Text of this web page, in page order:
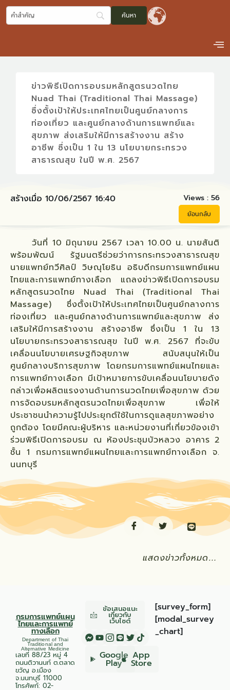
ข่าวพิธีเปิดการอบรมหลักสูตรนวดไทย
Nuad Thai (Traditional Thai Massage)
ซึ่งตั้งเป้าให้ประเทศไทยเป็นศูนย์กลางการ
ท่องเที่ยว และศูนย์กลางด้านการแพทย์และ
สุขภาพ ส่งเสริมให้มีการสร้างงาน สร้าง
อาชีพ ซึ่งเป็น 1 ใน 13 นโยบายกระทรวง
สาธารณสุข ในปี พ.ศ. 2567
สร้างเมื่อ 10/06/2567 16:40 Views : 56
ย้อนกลับ
วันที่ 10 มิถุนายน 2567 เวลา 10.00 น. นายสันติ
พร้อมพัฒน์ รัฐมนตรีช่วยว่าการกระทรวงสาธารณสุข
นายแพทย์ทวีศิลป์ วิษณุโยธิน อธิบดีกรมการแพทย์แผน
ไทยและการแพทย์ทางเลือก แถลงข่าวพิธีเปิดการอบรม
หลักสูตรนวดไทย Nuad Thai (Traditional Thai
Massage) ซึ่งตั้งเป้าให้ประเทศไทยเป็นศูนย์กลางการ
ท่องเที่ยว และศูนย์กลางด้านการแพทย์และสุขภาพ ส่ง
เสริมให้มีการสร้างงาน สร้างอาชีพ ซึ่งเป็น 1 ใน 13
นโยบายกระทรวงสาธารณสุข ในปี พ.ศ. 2567 ที่จะขับ
เคลื่อนนโยบายเศรษฐกิจสุขภาพ สนับสนุนให้เป็น
ศูนย์กลางบริการสุขภาพ โดยกรมการแพทย์แผนไทยและ
การแพทย์ทางเลือก มีเป้าหมายการขับเคลื่อนนโยบายดัง
กล่าวเพื่อผลิตแรงงานด้านการนวดไทยเพื่อสุขภาพ ด้วย
การจัดอบรมหลักสูตรนวดไทยเพื่อสุขภาพ เพื่อให้
ประชาชนนำความรู้ไปประยุกต์ใช้ในการดูแลสุขภาพอย่าง
ถูกต้อง โดยมีคณะผู้บริหาร และหน่วยงานที่เกี่ยวข้องเข้า
ร่วมพิธีเปิดการอบรม ณ ห้องประชุมบัวหลวง อาคาร 2
ชั้น 1 กรมการแพทย์แผนไทยและการแพทย์ทางเลือก จ.
นนทบุรี
แสดงข่าวทั้งหมด…
กรมการแพทย์แผน
ไทยและการแพทย์
ทางเลือก
Department of Thai
Traditional and
Alternative Medicine
เลขที่ 88/23 หมู่ 4
ถนนติวานนท์ ต.ตลาด
ขวัญ อ.เมือง
จ.นนทบุรี 11000
โทรศัพท์: 02-
ข้อเสนอแนะ
เกี่ยวกับ
เว็บไซต์
Google
Play
App
Store
[survey_form]
[modal_survey
_chart]